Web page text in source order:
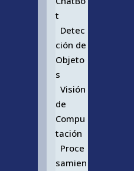
t
Detec
ción de
Objeto
s
Visión
de
Compu
tación
Proce
samien